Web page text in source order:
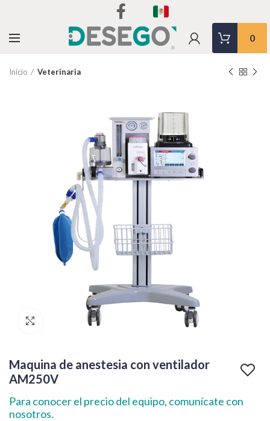
0
Inicio Veterinaria
Clic para agrandar
Maquina de anestesia con ventilador
AM250V
Para conocer el precio del equipo, comunícate con
nosotros.